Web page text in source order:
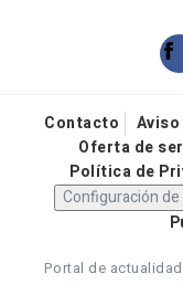
Contacto
Oferta de
Política de
Configuración de
Portal de